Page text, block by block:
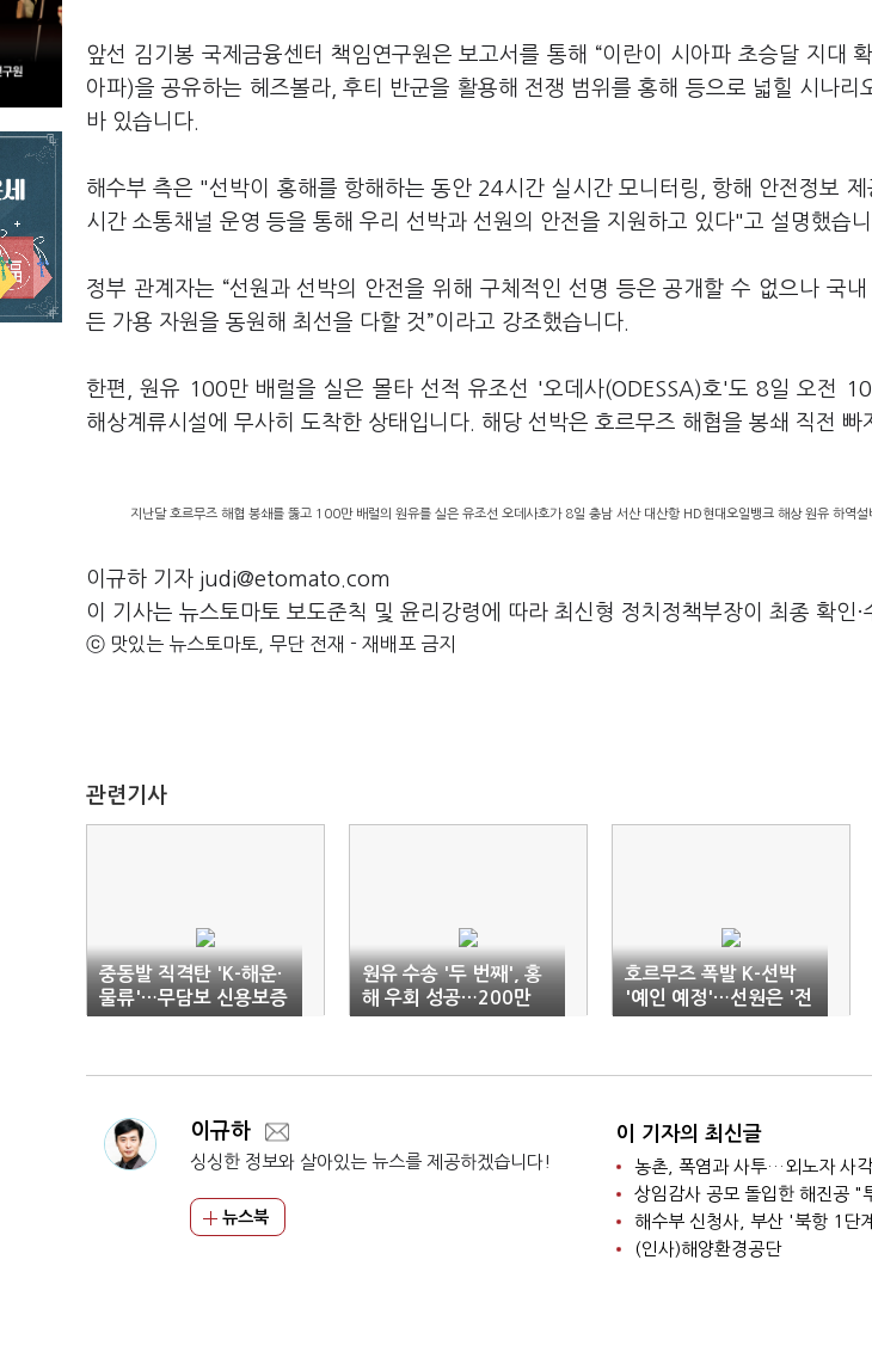
앞선 김기봉 국제금융센터 책임연구원은 보고서를 통해 “이란이 시아파 초승달 지대
아파)을 공유하는 헤즈볼라, 후티 반군을 활용해 전쟁 범위를 홍해 등으로 넓힐 시나리
바 있습니다.
해수부 측은 "선박이 홍해를 항해하는 동안 24시간 실시간 모니터링, 항해 안전정보
시간 소통채널 운영 등을 통해 우리 선박과 선원의 안전을 지원하고 있다"고 설명했습니
정부 관계자는 “선원과 선박의 안전을 위해 구체적인 선명 등은 공개할 수 없으나 국
든 가용 자원을 동원해 최선을 다할 것”이라고 강조했습니다.
한편, 원유 100만 배럴을 실은 몰타 선적 유조선 '오데사(ODESSA)호'도 8일 오전
해상계류시설에 무사히 도착한 상태입니다. 해당 선박은 호르무즈 해협을 봉쇄 직전 빠
지난달 호르무즈 해협 봉쇄를 뚫고 100만 배럴의 원유를 실은 유조선 오데사호가 8일 충남 서산 대산항 HD현대오일뱅크 해상 원유 하역
이규하 기자 judi@etomato.com
이 기사는 뉴스토마토 보도준칙 및 윤리강령에 따라 최신형 정치정책부장이 최종 확인·
ⓒ 맛있는 뉴스토마토, 무단 전재 - 재배포 금지
관련기사
중동발 직격탄 'K-해운·
물류'…무담보 신용보증
·물류펀드 확대
원유 수송 '두 번째', 홍
해 우회 성공…200만
배럴 또 온다
호르무즈 폭발 K-선박
'예인 예정'…선원은 '전
원 구조'
이규하
싱싱한 정보와 살아있는 뉴스를 제공하겠습니다!
뉴스북
이 기자의 최신글
농촌, 폭염과 사투…외노자 사
상임감사 공모 돌입한 해진공 "
해수부 신청사, 부산 '북항 1
(인사)해양환경공단